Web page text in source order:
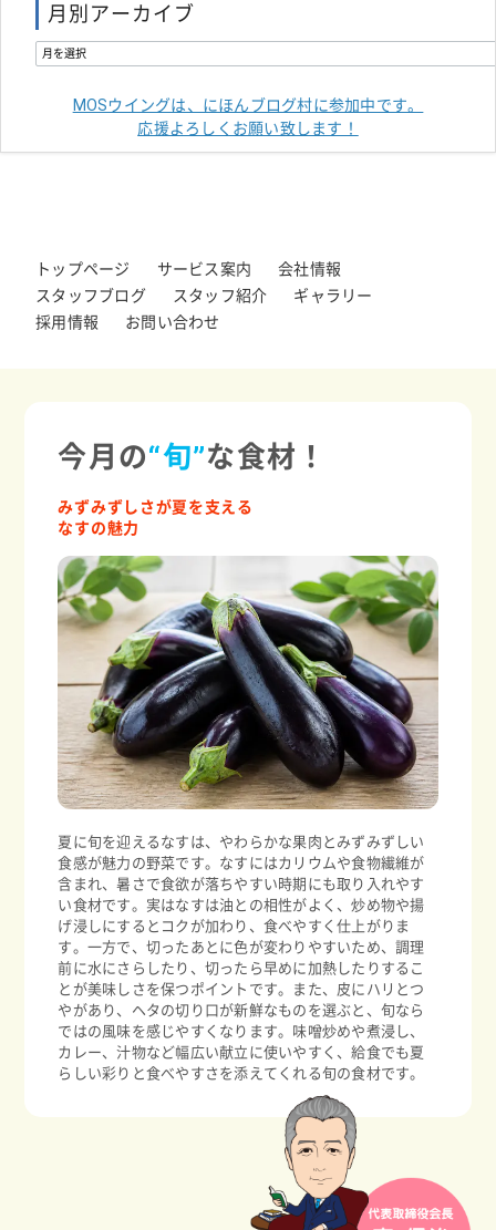
月別アーカイブ
MOSウイングは、にほんブログ村に参加中です。
応援よろしくお願い致します！
トップページ サービス案内
会社情報
スタッフブログ
スタッフ紹介
ギャラリー
採用情報
お問い合わせ
今月の“旬”な食材！
みずみずしさが夏を支える
なすの魅力
夏に旬を迎えるなすは、やわらかな果肉とみずみずしい
食感が魅力の野菜です。なすにはカリウムや食物繊維が
含まれ、暑さで食欲が落ちやすい時期にも取り入れやす
い食材です。実はなすは油との相性がよく、炒め物や揚
げ浸しにするとコクが加わり、食べやすく仕上がりま
す。一方で、切ったあとに色が変わりやすいため、調理
前に水にさらしたり、切ったら早めに加熱したりするこ
とが美味しさを保つポイントです。また、皮にハリとつ
やがあり、ヘタの切り口が新鮮なものを選ぶと、旬なら
ではの風味を感じやすくなります。味噌炒めや煮浸し、
カレー、汁物など幅広い献立に使いやすく、給食でも夏
らしい彩りと食べやすさを添えてくれる旬の食材です。